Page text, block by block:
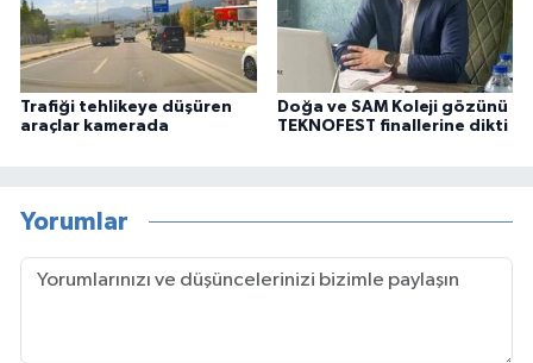
Trafiği tehlikeye düşüren
araçlar kamerada
Doğa ve SAM Koleji gözünü
TEKNOFEST finallerine dikti
Yorumlar